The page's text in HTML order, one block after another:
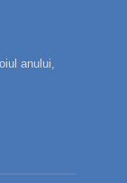
anului,